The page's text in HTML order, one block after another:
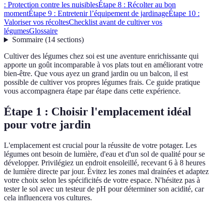
: Protection contre les nuisiblesÉtape 8 : Récolter au bon
momentÉtape 9 : Entretenir l’équipement de jardinageÉtape 10 :
Valoriser vos récoltesChecklist avant de cultiver vos
légumesGlossaire
Sommaire(14 sections)
Cultiver des légumes chez soi est une aventure enrichissante qui
apporte un goût incomparable à vos plats tout en améliorant votre
bien-être. Que vous ayez un grand jardin ou un balcon, il est
possible de cultiver vos propres légumes frais. Ce guide pratique
vous accompagnera étape par étape dans cette expérience.
Étape 1 : Choisir l'emplacement idéal
pour votre jardin
L'emplacement est crucial pour la réussite de votre potager. Les
légumes ont besoin de lumière, d'eau et d'un sol de qualité pour se
développer. Privilégiez un endroit ensoleillé, recevant 6 à 8 heures
de lumière directe par jour. Évitez les zones mal drainées et adaptez
votre choix selon les spécificités de votre espace. N'hésitez pas à
tester le sol avec un testeur de pH pour déterminer son acidité, car
cela influencera vos cultures.